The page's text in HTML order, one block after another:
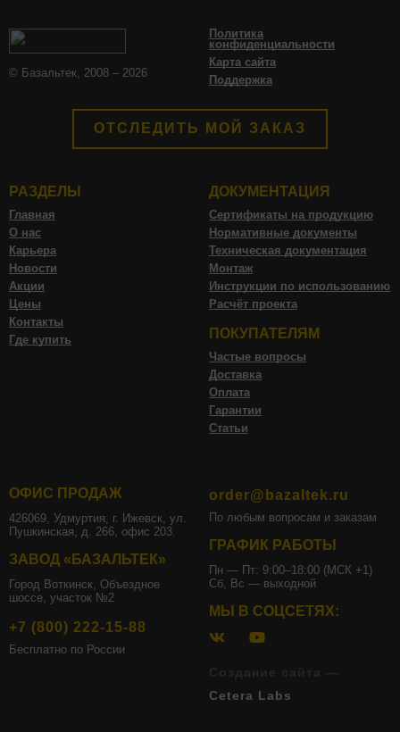
© Базальтек, 2008 – 2026
Политика
конфиденциальности
Карта сайта
Поддержка
ОТСЛЕДИТЬ МОЙ ЗАКАЗ
РАЗДЕЛЫ
Главная
О нас
Карьера
Новости
Акции
Цены
Контакты
Где купить
ДОКУМЕНТАЦИЯ
Сертификаты на продукцию
Нормативные документы
Техническая документация
Монтаж
Инструкции по использованию
Расчёт проекта
ПОКУПАТЕЛЯМ
Частые вопросы
Доставка
Оплата
Гарантии
Статьи
ОФИС ПРОДАЖ
426069, Удмуртия, г. Ижевск, ул.
Пушкинская, д. 266, офис 203.
ЗАВОД «БАЗАЛЬТЕК»
Город Воткинск, Объездное
шоссе, участок №2
+7 (800) 222-15-88
Бесплатно по России
order@bazaltek.ru
По любым вопросам и заказам
ГРАФИК РАБОТЫ
Пн — Пт: 9:00–18:00 (МСК +1)
Сб, Вс — выходной
МЫ В СОЦСЕТЯХ:
Cetera Labs